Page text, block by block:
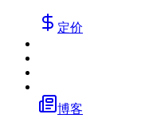
定价
博客